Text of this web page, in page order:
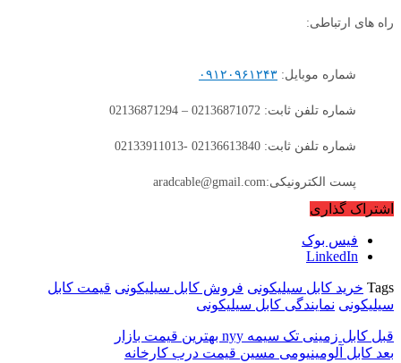
راه های ارتباطی:
شماره موبایل: ۰۹۱۲۰۹۶۱۲۴۳
شماره تلفن ثابت: 02136871072 – 02136871294
شماره تلفن ثابت: 02136613840 -02133911013
پست الکترونیکی:aradcable@gmail.com
اشتراک گذاری
فیس بوک
LinkedIn
Tags خرید کابل سیلیکونی فروش کابل سیلیکونی قیمت کابل
سیلیکونی نمایندگی کابل سیلیکونی
قبل کابل زمینی تک سیمه nyy بهترین قیمت بازار
بعد کابل آلومینیومی مسین قیمت درب کارخانه